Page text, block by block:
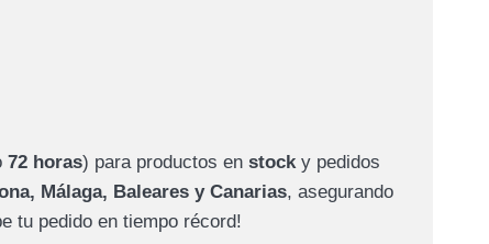
72 horas) para productos en stocky pedidos
Málaga, Baleares y Canarias, asegurando
tu pedido en tiempo récord!